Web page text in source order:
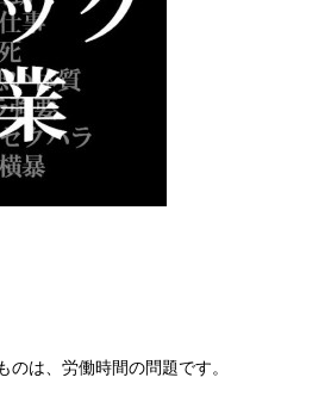
のは、労働時間の問題です。